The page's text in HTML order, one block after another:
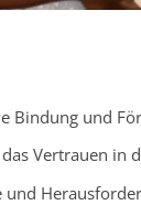
Bindung und
Vertrauen in
und